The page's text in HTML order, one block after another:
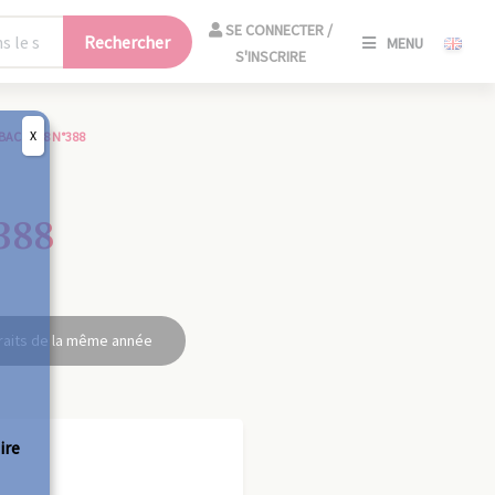
Rechercher
SE CONNECTER /
S'INSCRIRE
MENU
1938 N°388
de la même année
X